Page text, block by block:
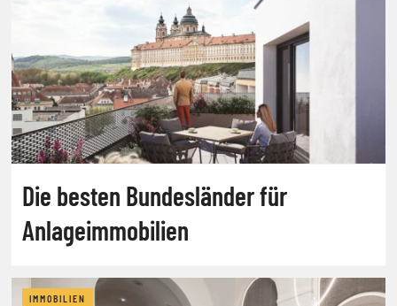
Die besten Bundesländer für
Anlageimmobilien
IMMOBILIEN